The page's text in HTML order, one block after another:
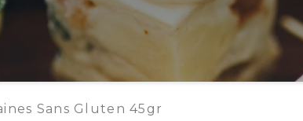
Sans Gluten 45gr